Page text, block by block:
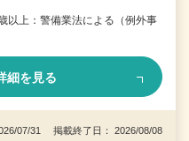
以上：警備業法による（例外事
細を見る
07/31 掲載終了日： 2026/08/08